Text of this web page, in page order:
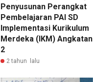
Penyusunan Perangkat
Pembelajaran PAI SD
Implementasi Kurikulum
Merdeka (IKM) Angkatan
2
2 tahun lalu